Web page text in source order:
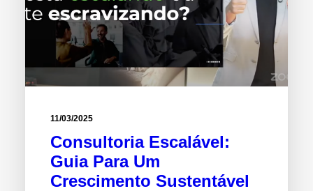
11/03/2025
Consultoria Escalável:
Guia Para Um
Crescimento Sustentável